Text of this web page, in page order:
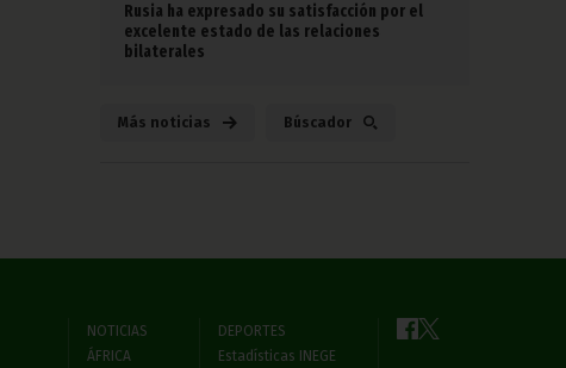
Rusia ha expresado su satisfacción por el
excelente estado de las relaciones
bilaterales
Más noticias Búscador
NOTICIAS
ÁFRICA
DEPORTES
Estadísticas INEGE